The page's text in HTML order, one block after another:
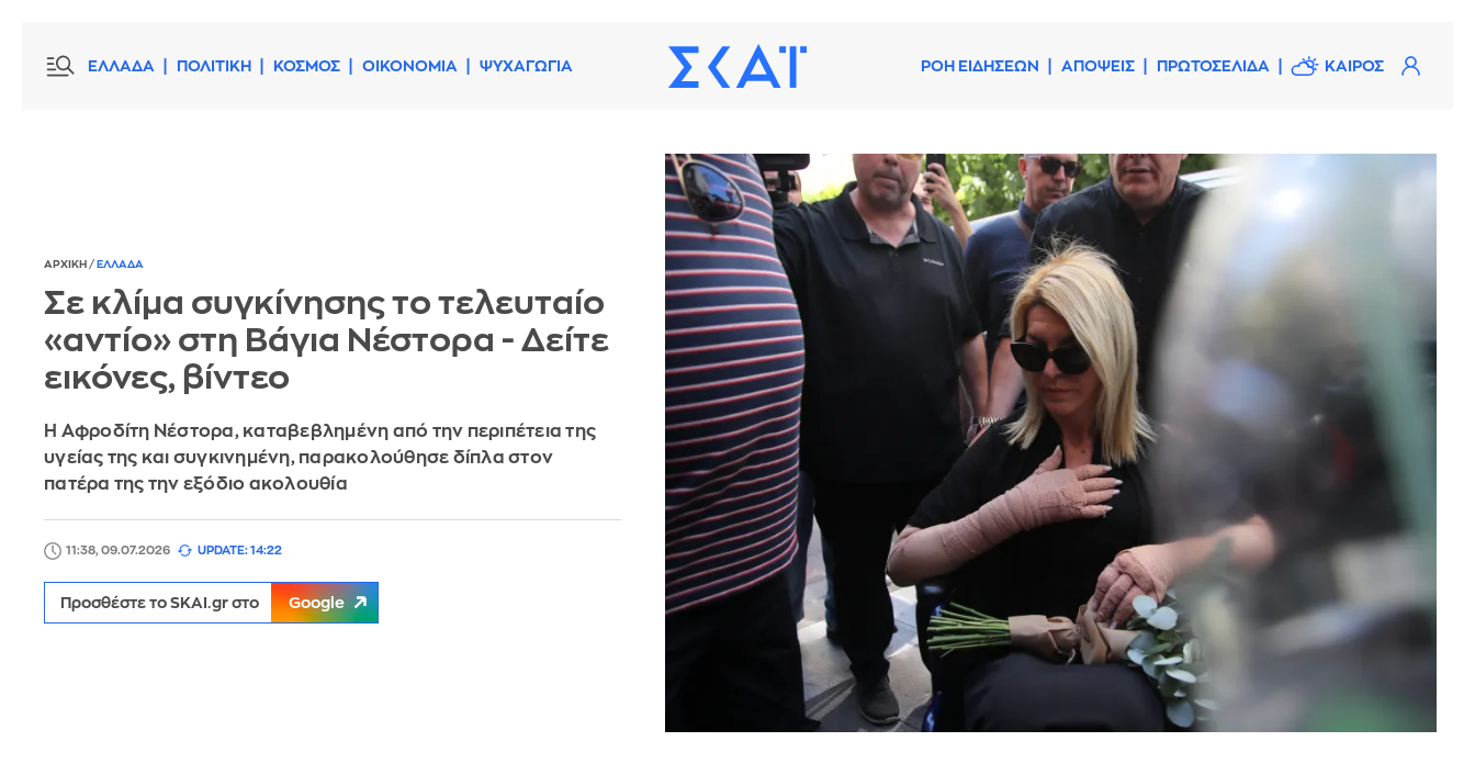
ΕΛΛΑΔΑ ΠΟΛΙΤΙΚΗ ΚΟΣΜΟΣ ΟΙΚΟΝΟΜΙΑ ΨΥΧΑΓΩΓΙΑ ΡΟΗ ΕΙΔΗΣΕΩΝ ΑΠΟΨΕΙΣ ΠΡΩΤΟΣΕΛΙΔΑ ΚΑΙΡΟΣ
ΑΡΧΙΚΗ / ΕΛΛΑΔΑ
Σε κλίμα συγκίνησης το τελευταίο
«αντίο» στη Βάγια Νέστορα - Δείτε
εικόνες, βίντεο
Η Αφροδίτη Νέστορα, καταβεβλημένη από την περιπέτεια της
υγείας της και συγκινημένη, παρακολούθησε δίπλα στον
πατέρα της την εξόδιο ακολουθία
11:38, 09.07.2026 UPDATE: 14:22
Προσθέστε το SKAI.gr στο Google